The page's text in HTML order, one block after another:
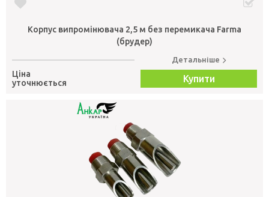
Корпус випромінювача 2,5 м без перемикача Farma
(брудер)
Ціна
уточнюється
Детальніше
Купити